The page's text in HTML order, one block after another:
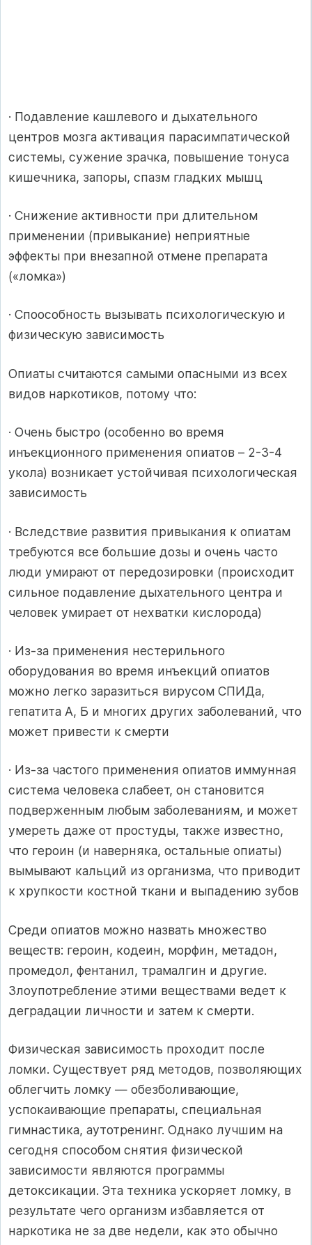
· Подавление кашлевого и дыхательного
центров мозга активация парасимпатической
системы, сужение зрачка, повышение тонуса
кишечника, запоры, спазм гладких мышц
· Снижение активности при длительном
применении (привыкание) неприятные
эффекты при внезапной отмене препарата
(«ломка»)
· Споособность вызывать психологическую и
физическую зависимость
Опиаты считаются самыми опасными из всех
видов наркотиков, потому что:
· Очень быстро (особенно во время
инъекционного применения опиатов – 2-3-4
укола) возникает устойчивая психологическая
зависимость
· Вследствие развития привыкания к опиатам
требуются все большие дозы и очень часто
люди умирают от передозировки (происходит
сильное подавление дыхательного центра и
человек умирает от нехватки кислорода)
· Из-за применения нестерильного
оборудования во время инъекций опиатов
можно легко заразиться вирусом СПИДа,
гепатита А, Б и многих других заболеваний, что
может привести к смерти
· Из-за частого применения опиатов иммунная
система человека слабеет, он становится
подверженным любым заболеваниям, и может
умереть даже от простуды, также известно,
что героин (и наверняка, остальные опиаты)
вымывают кальций из организма, что приводит
к хрупкости костной ткани и выпадению зубов
Среди опиатов можно назвать множество
веществ: героин, кодеин, морфин, метадон,
промедол, фентанил, трамалгин и другие.
Злоупотребление этими веществами ведет к
деградации личности и затем к смерти.
Физическая зависимость проходит после
ломки. Существует ряд методов, позволяющих
облегчить ломку — обезболивающие,
успокаивающие препараты, специальная
гимнастика, аутотренинг. Однако лучшим на
сегодня способом снятия физической
зависимости являются программы
детоксикации. Эта техника ускоряет ломку, в
результате чего организм избавляется от
наркотика не за две недели, как это обычно